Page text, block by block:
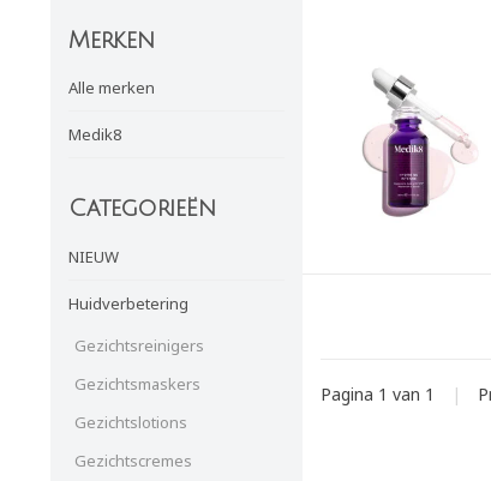
Merken
Alle merken
Medik8
Categorieën
NIEUW
Huidverbetering
Gezichtsreinigers
Gezichtsmaskers
Gezichtslotions
Gezichtscremes
Pagina 1 van 1 |